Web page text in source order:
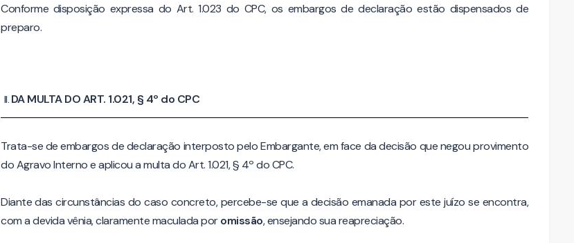
Conforme disposição expressa do Art. 1.023 do CPC, os embargos de declaração estão dispensados de
preparo.
DA MULTA DO ART. 1.021, § 4º do CPC
Trata-se de embargos de declaração interposto pelo Embargante, em face da decisão que negou provimento
do Agravo Interno e aplicou a multa do Art. 1.021, § 4º do CPC.
Diante das circunstâncias do caso concreto, percebe-se que a decisão emanada por este juízo se encontra,
com a devida vênia, claramente maculada poromissão, ensejando sua reapreciação.